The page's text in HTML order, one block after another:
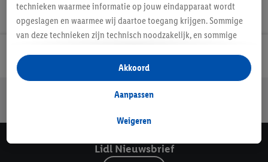
Lidl Nieuwsbrief
Jouw voordelen bij ons als Lidl webshop klant
Lidl Nieuwsbrief
technieken waarmee informatie op jouw eindapparaat wordt
opgeslagen en waarmee wij daartoe toegang krijgen. Sommige
van deze technieken zijn technisch noodzakelijk, en sommige
opslaan van voorkeursinstellingen, het verzamelen en
analyseren van statistieken of voor het tonen van
gepersonaliseerde reclame binnen en buiten de Lidl-diensten.
gegevens over jouw aankoopgedrag in de winkel ook voor de
Als je hier toestemming geeft aan ons voor het personaliseren
Weigeren
Aanpassen
Akkoord